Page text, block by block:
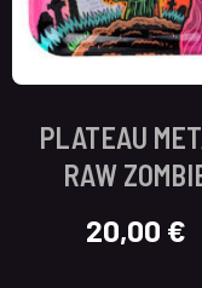
PLATEAU
RAW
20,00 €